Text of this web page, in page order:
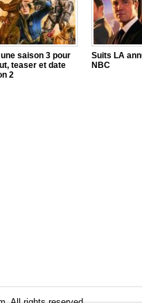
une saison 3 pour
teaser et date
2
Suits LA
NBC